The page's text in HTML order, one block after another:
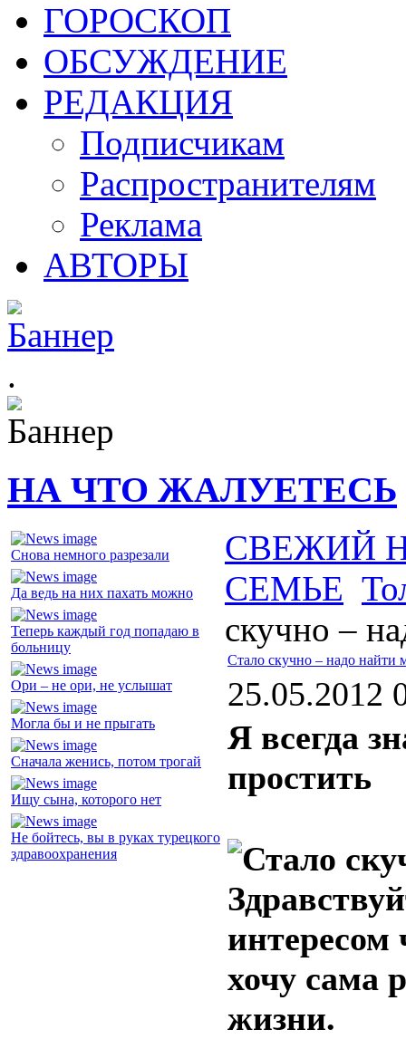
ГОРОСКОП
ОБСУЖДЕНИЕ
РЕДАКЦИЯ
Подписчикам
Распространителям
Реклама
АВТОРЫ
.
НА ЧТО ЖАЛУЕТЕСЬ
Снова немного разрезали
Да ведь на них пахать можно
Теперь каждый год попадаю в
больницу
Ори – не ори, не услышат
Могла бы и не прыгать
Сначала женись, потом трогай
Ищу сына, которого нет
Не бойтесь, вы в руках турецкого
здравоохранения
СВЕЖИЙ
СЕМЬЕ
скучно –
Стало скучно – надо найти
25.05.2012
Я всегда
простить
интересом
хочу сама
жизни.